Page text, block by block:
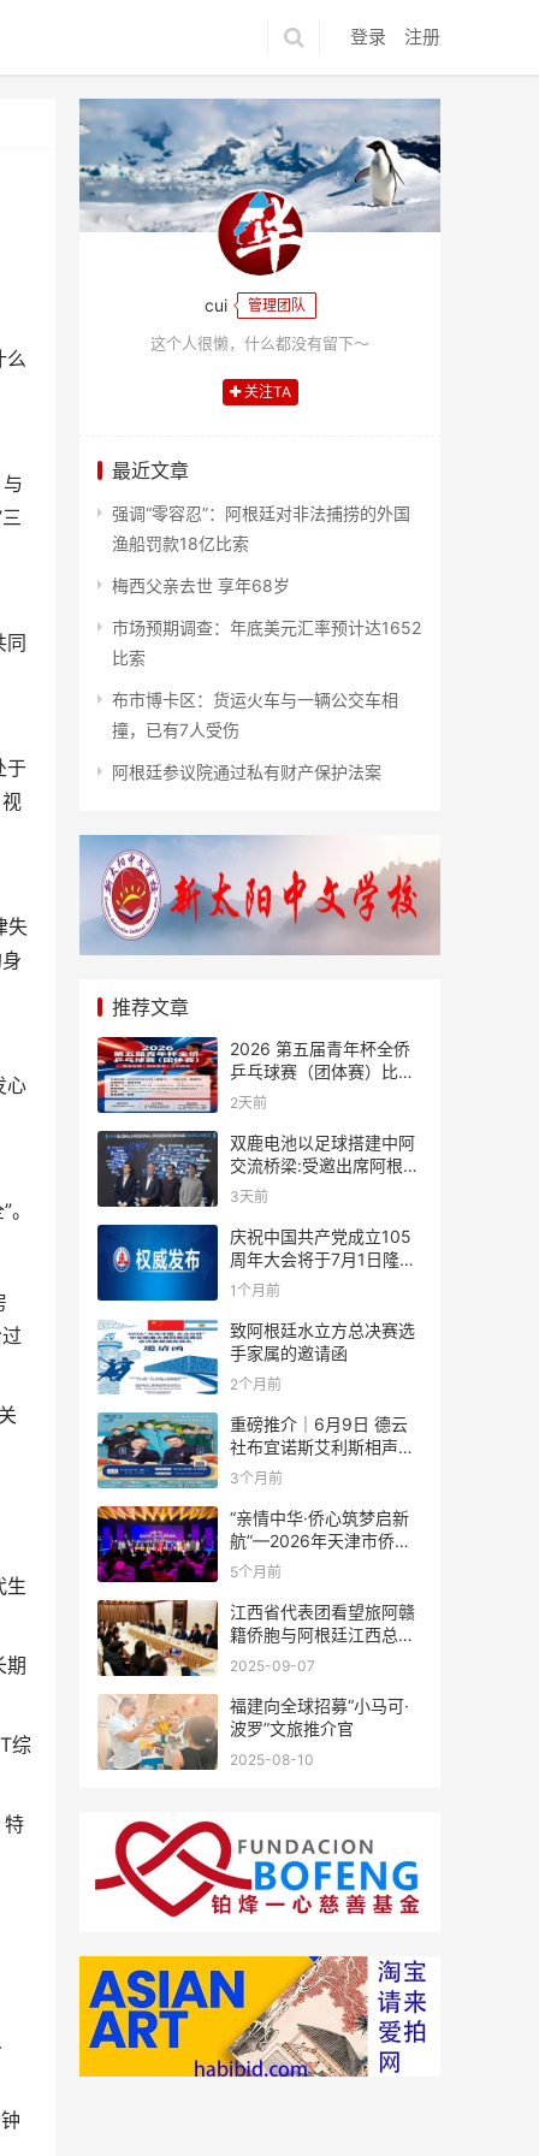
登录 注册
么
同
于
失
心
生
期
综
特
cui 管理团队
这个人很懒，什么都没有留下～
关注TA
最近文章
强调“零容忍”：阿根廷对非法捕捞的外国
渔船罚款18亿比索
梅西父亲去世 享年68岁
市场预期调查：年底美元汇率预计达1652
比索
布市博卡区：货运火车与一辆公交车相
撞，已有7人受伤
阿根廷参议院通过私有财产保护法案
推荐文章
2026 第五届青年杯全侨
乒乓球赛（团体赛）比赛
规则
2天前
双鹿电池以足球搭建中阿
交流桥梁:受邀出席阿根廷
足协赞助商招待会！
3天前
庆祝中国共产党成立105
周年大会将于7月1日隆重
举行
1个月前
致阿根廷水立方总决赛选
手家属的邀请函
2个月前
重磅推介｜6月9日 德云
社布宜诺斯艾利斯相声专
场！国风曲艺邂逅南美风
结！
3个月前
“亲情中华·侨心筑梦启新
航”—2026年天津市侨界
新春联谊活动成功举办
5个月前
江西省代表团看望旅阿赣
籍侨胞与阿根廷江西总商
会座谈
2025-09-07
福建向全球招募“小马可·
波罗”文旅推介官
2025-08-10